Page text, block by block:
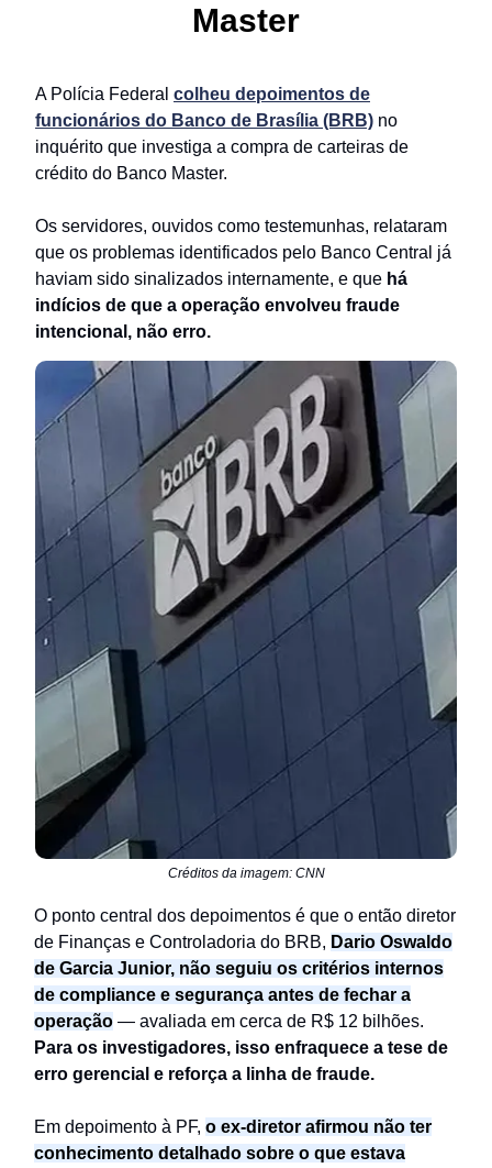
Master
A Polícia Federal colheu depoimentos de
funcionários do Banco de Brasília (BRB) no
inquérito que investiga a compra de carteiras de
crédito do Banco Master.
Os servidores, ouvidos como testemunhas, relataram
que os problemas identificados pelo Banco Central já
haviam sido sinalizados internamente, e que há
indícios de que a operação envolveu fraude
intencional, não erro.
Créditos da imagem: CNN
O ponto central dos depoimentos é que o então diretor
de Finanças e Controladoria do BRB, Dario Oswaldo
de Garcia Junior, não seguiu os critérios internos
de compliance e segurança antes de fechar a
operação — avaliada em cerca de R$ 12 bilhões.
Para os investigadores, isso enfraquece a tese de
erro gerencial e reforça a linha de fraude.
Em depoimento à PF, o ex-diretor afirmou não ter
conhecimento detalhado sobre o que estava